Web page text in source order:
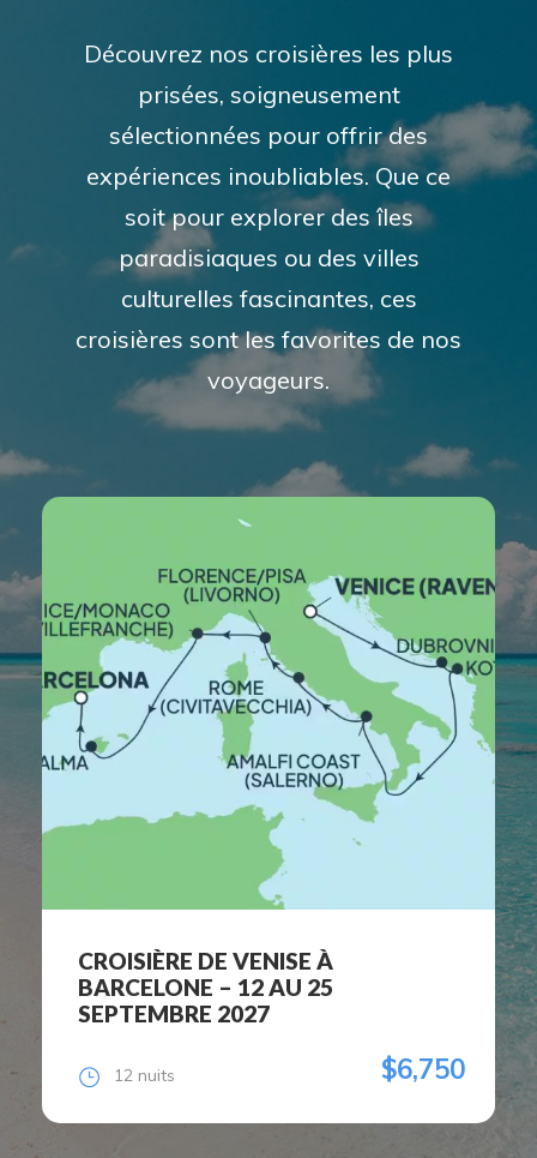
Découvrez nos croisières les plus
prisées, soigneusement
sélectionnées pour offrir des
expériences inoubliables. Que ce
soit pour explorer des îles
paradisiaques ou des villes
culturelles fascinantes, ces
croisières sont les favorites de nos
voyageurs.
CROISIÈRE: LE GRAND TOUR DU
JAPON – 6 AU 23 AVRIL 2028
$10,730
16 nuits